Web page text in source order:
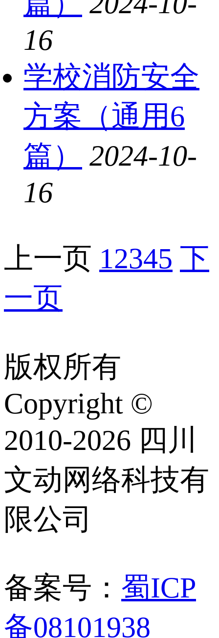
16
学校消防安全
方案（通用6
篇）
2024-10-
16
上一页 12345 下
一页
版权所有
Copyright ©
2010-2026 四川
文动网络科技有
限公司
备案号： 蜀ICP
备08101938